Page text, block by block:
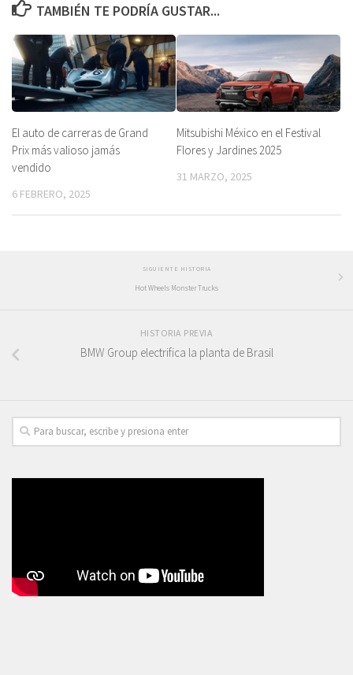
TAMBIÉN TE PODRÍA GUSTAR...
El auto de carreras de Grand
Prix más valioso jamás
vendido
6 FEBRERO, 2025
Mitsubishi México en el Festival
Flores y Jardines 2025
31 MARZO, 2025
SIGUIENTE HISTORIA
Hot Wheels Monster Trucks
HISTORIA PREVIA
BMW Group electrifica la planta de Brasil